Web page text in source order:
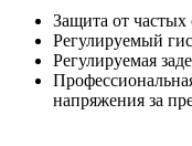
Защита от частых
Регулируемый
Регулируемая
напряжения за